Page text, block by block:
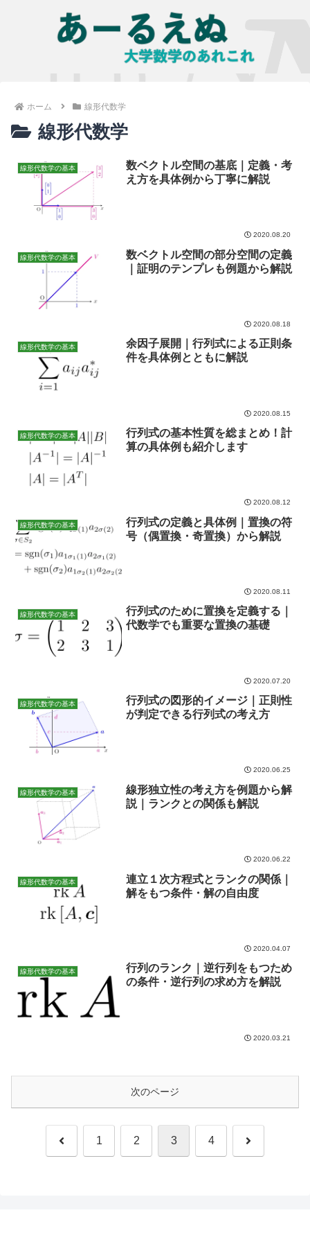
ホーム 線形代数学
線形代数学
線形代数学の基本
数ベクトル空間の基底｜定義・考
え方を具体例から丁寧に解説
2020.08.20
線形代数学の基本
数ベクトル空間の部分空間の定義
｜証明のテンプレも例題から解説
2020.08.18
線形代数学の基本
余因子展開｜行列式による正則条
件を具体例とともに解説
2020.08.15
線形代数学の基本
行列式の基本性質を総まとめ！計
算の具体例も紹介します
2020.08.12
線形代数学の基本
行列式の定義と具体例｜置換の符
号（偶置換・奇置換）から解説
2020.08.11
線形代数学の基本
行列式のために置換を定義する｜
代数学でも重要な置換の基礎
2020.07.20
線形代数学の基本
行列式の図形的イメージ｜正則性
が判定できる行列式の考え方
2020.06.25
線形代数学の基本
線形独立性の考え方を例題から解
説｜ランクとの関係も解説
2020.06.22
線形代数学の基本
連立１次方程式とランクの関係｜
解をもつ条件・解の自由度
2020.04.07
線形代数学の基本
行列のランク｜逆行列をもつため
の条件・逆行列の求め方を解説
2020.03.21
次のページ
前 1 2 3 4 次